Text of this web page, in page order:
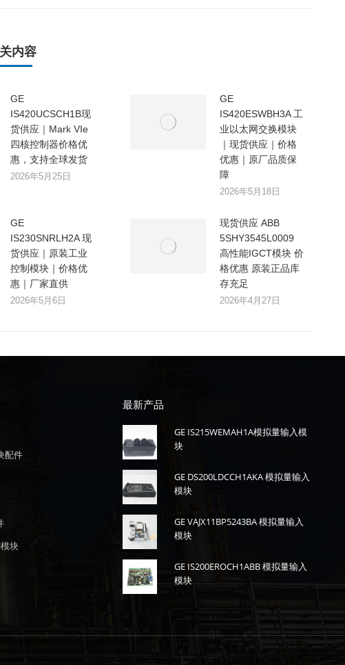
内容
GE
IS420UCSCH1B现
货供应｜Mark VIe
四核控制器价格优
惠，支持全球发货
2026年5月25日
GE
IS420ESWBH3A 工
业以太网交换模块
｜现货供应｜价格
优惠｜原厂品质保
障
2026年5月18日
GE
IS230SNRLH2A 现
货供应｜原装工业
控制模块｜价格优
惠｜厂家直供
2026年5月6日
现货供应 ABB
5SHY3545L0009
高性能IGCT模块 价
格优惠 原装正品库
存充足
2026年4月27日
配件
块
最新产品
GE IS215WEMAH1A模拟量输入模
块
GE DS200LDCCH1AKA 模拟量输入
模块
GE VAJX11BP5243BA 模拟量输入
模块
GE IS200EROCH1ABB 模拟量输入
模块